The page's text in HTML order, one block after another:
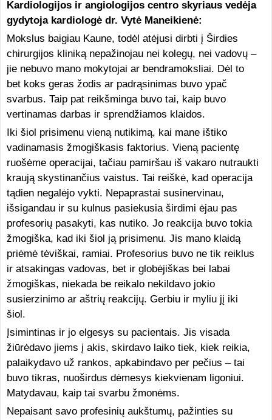
Kardiologijos ir angiologijos centro skyriaus vedėja
gydytoja kardiologė dr. Vytė Maneikienė:
Mokslus baigiau Kaune, todėl atėjusi dirbti į Širdies
chirurgijos kliniką nepažinojau nei kolegų, nei vadovų –
jie nebuvo mano mokytojai ar bendramoksliai. Dėl to
bet koks geras žodis ar padrąsinimas buvo ypač
svarbus. Taip pat reikšminga buvo tai, kaip buvo
vertinamas darbas ir sprendžiamos klaidos.
Iki šiol prisimenu vieną nutikimą, kai mane ištiko
vadinamasis žmogiškasis faktorius. Vieną pacientę
ruošėme operacijai, tačiau pamiršau iš vakaro nutraukti
kraują skystinančius vaistus. Tai reiškė, kad operacija
tądien negalėjo vykti. Nepaprastai susinervinau,
išsigandau ir su kulnus pasiekusia širdimi ėjau pas
profesorių pasakyti, kas nutiko. Jo reakcija buvo tokia
žmogiška, kad iki šiol ją prisimenu. Jis mano klaidą
priėmė tėviškai, ramiai. Profesorius buvo ne tik reiklus
ir atsakingas vadovas, bet ir globėjiškas bei labai
žmogiškas, niekada be reikalo nekildavo jokio
susierzinimo ar aštrių reakcijų. Gerbiu ir myliu jį iki
šiol.
Įsimintinas ir jo elgesys su pacientais. Jis visada
žiūrėdavo jiems į akis, skirdavo laiko tiek, kiek reikia,
palaikydavo už rankos, apkabindavo per pečius – tai
buvo tikras, nuoširdus dėmesys kiekvienam ligoniui.
Matydavau, kaip tai svarbu žmonėms.
Nepaisant savo profesinių aukštumų, pažinties su